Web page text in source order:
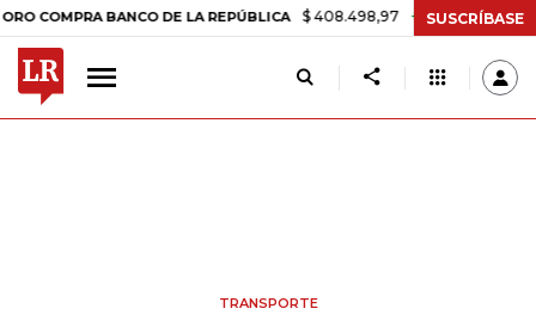
BANCO DE LA REPÚBLICA $ 408.498,97 +$ 8.753,81 +2,19%
SUSCRÍBASE
TRANSPORTE